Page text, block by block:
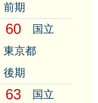
前期
60
国立
東京都
後期
63
国立